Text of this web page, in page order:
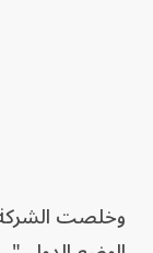
وخلصت الشركة